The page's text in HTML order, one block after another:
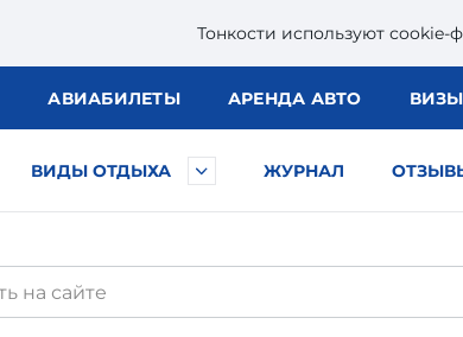
Тонкости используют сookie-
АВИАБИЛЕТЫ АРЕНДА АВТО ВИЗЫ
ВИДЫ ОТДЫХА ЖУРНАЛ